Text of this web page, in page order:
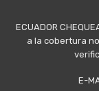
ECUADOR
a la cobertura
E-